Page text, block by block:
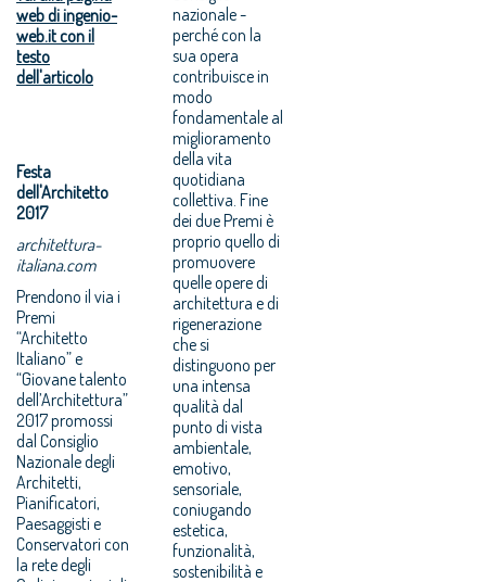
web di ingenio-
web.it con il
testo
dell'articolo
Festa
dell'Architetto
2017
architettura-
italiana.com
Prendono il via i
Premi
“Architetto
Italiano” e
“Giovane talento
dell’Architettura”
2017 promossi
dal Consiglio
Nazionale degli
Architetti,
Pianificatori,
Paesaggisti e
Conservatori con
la rete degli
nazionale -
perché con la
sua opera
contribuisce in
modo
fondamentale al
miglioramento
della vita
quotidiana
collettiva. Fine
dei due Premi è
proprio quello di
promuovere
quelle opere di
architettura e di
rigenerazione
che si
distinguono per
una intensa
qualità dal
punto di vista
ambientale,
emotivo,
sensoriale,
coniugando
estetica,
funzionalità,
sostenibilità e